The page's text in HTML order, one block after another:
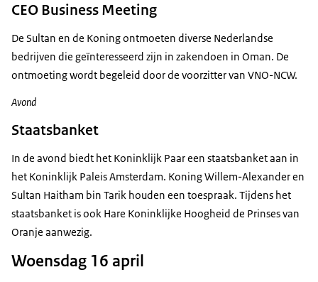
CEO Business Meeting
De Sultan en de Koning ontmoeten diverse Nederlandse
bedrijven die geïnteresseerd zijn in zakendoen in Oman. De
ontmoeting wordt begeleid door de voorzitter van VNO-NCW.
Avond
Staatsbanket
In de avond biedt het Koninklijk Paar een staatsbanket aan in
het Koninklijk Paleis Amsterdam. Koning Willem-Alexander en
Sultan Haitham bin Tarik houden een toespraak. Tijdens het
staatsbanket is ook Hare Koninklijke Hoogheid de Prinses van
Oranje aanwezig.
Woensdag 16 april